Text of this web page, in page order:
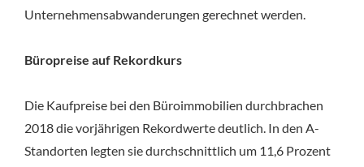
Unternehmensabwanderungen gerechnet werden.
Büropreise auf Rekordkurs
Die Kaufpreise bei den Büroimmobilien durchbrachen
2018 die vorjährigen Rekordwerte deutlich. In den A-
Standorten legten sie durchschnittlich um 11,6 Prozent